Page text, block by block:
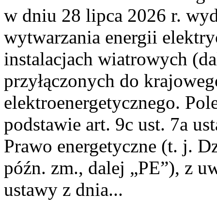
w dniu 28 lipca 2026 r.
wytwarzania energii
instalacjach wiatrowych
przyłączonych do
elektroenergetycznego.
podstawie art. 9c ust. 7a
Prawo energetyczne (t. j.
późn. zm., dalej „PE”), z
ustawy z dnia...